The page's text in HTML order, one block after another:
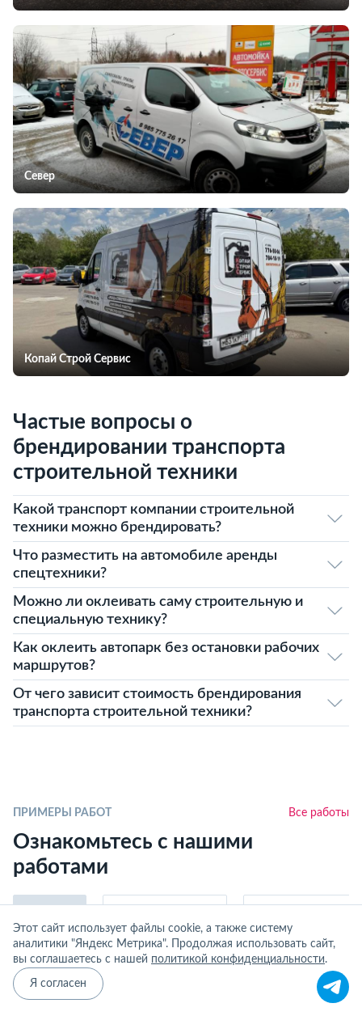
Север
Копай Строй Сервис
Частые вопросы о
брендировании транспорта
строительной техники
Какой транспорт компании строительной
техники можно брендировать?
Что разместить на автомобиле аренды
спецтехники?
Можно ли оклеивать саму строительную и
специальную технику?
Как оклеить автопарк без остановки рабочих
маршрутов?
От чего зависит стоимость брендирования
транспорта строительной техники?
ПРИМЕРЫ РАБОТ Все работы
Ознакомьтесь с нашими
работами
Этот сайт использует файлы cookie, а также систему
аналитики "Яндекс Метрика". Продолжая использовать сайт,
вы соглашаетесь с нашей политикой конфиденциальности.
Я согласен